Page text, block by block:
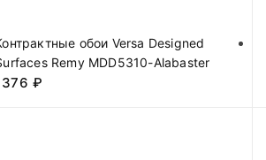
обои Versa Designed
Remy MDD5310-Alabaster
₽